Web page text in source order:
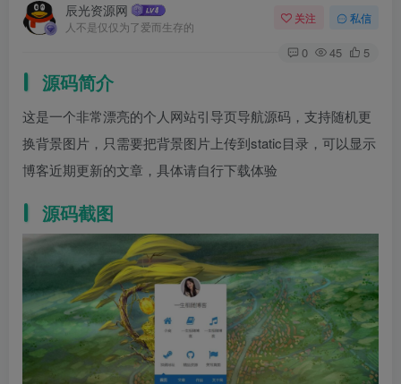
辰光资源网
人不是仅仅为了爱而生存的
关注 私信
0 45 5
源码简介
这是一个非常漂亮的个人网站引导页导航源码，支持随机更
换背景图片，只需要把背景图片上传到static目录，可以显示
博客近期更新的文章，具体请自行下载体验
源码截图